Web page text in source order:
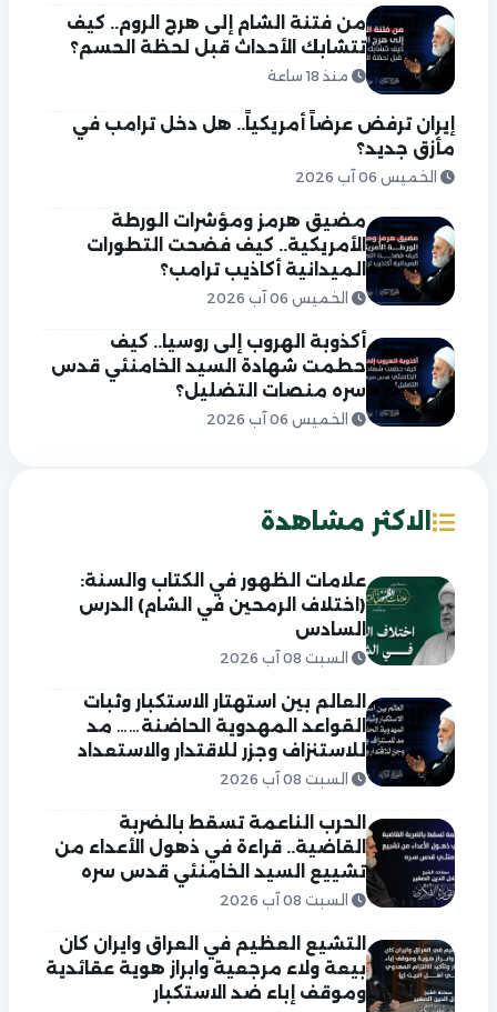
من فتنة الشام إلى هرج الروم.. كيف
تتشابك الأحداث قبل لحظة الحسم؟
منذ 18 ساعة
إيران ترفض عرضاً أمريكياً.. هل دخل ترامب في
مأزق جديد؟
الخميس 06 آب 2026
مضيق هرمز ومؤشرات الورطة
الأمريكية.. كيف فضحت التطورات
الميدانية أكاذيب ترامب؟
الخميس 06 آب 2026
أكذوبة الهروب إلى روسيا.. كيف
حطمت شهادة السيد الخامنئي قدس
سره منصات التضليل؟
الخميس 06 آب 2026
الاكثر مشاهدة
علامات الظهور في الكتاب والسنة:
(اختلاف الرمحين في الشام) الدرس
السادس
السبت 08 آب 2026
العالم بين استهتار الاستكبار وثبات
القواعد المهدوية الحاضنة…… مد
للاستنزاف وجزر للاقتدار والاستعداد
السبت 08 آب 2026
الحرب الناعمة تسقط بالضربة
القاضية.. قراءة في ذهول الأعداء من
تشييع السيد الخامنئي قدس سره
السبت 08 آب 2026
التشيع العظيم في العراق وايران كان
بيعة ولاء مرجعية وابراز هوية عقائدية
وموقف إباء ضد الاستكبار